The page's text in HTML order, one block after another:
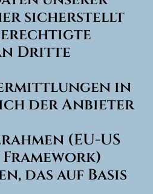
sicherstellt
Dritte
in
der Anbieter
(EU-US
das auf Basis